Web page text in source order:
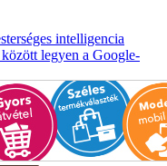
intelligencia
legyen a Google-